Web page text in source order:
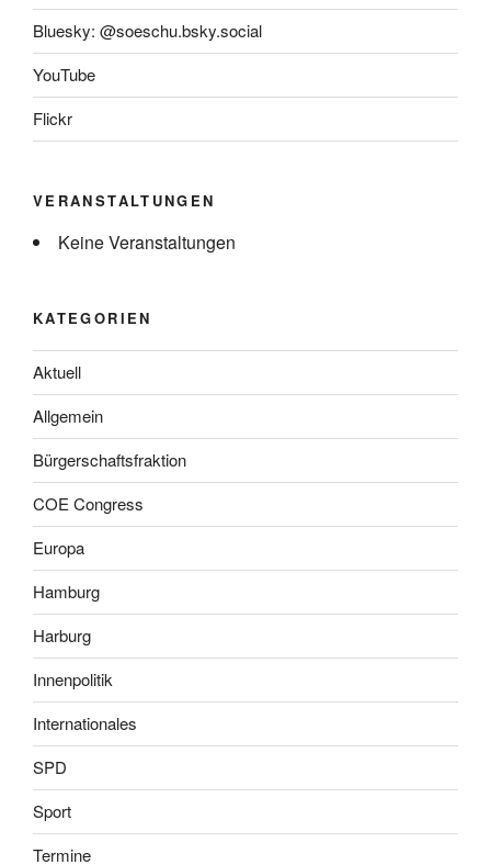
Bluesky: @soeschu.bsky.social
YouTube
Flickr
VERANSTALTUNGEN
Keine Veranstaltungen
KATEGORIEN
Aktuell
Allgemein
Bürgerschaftsfraktion
COE Congress
Europa
Hamburg
Harburg
Innenpolitik
Internationales
SPD
Sport
Termine